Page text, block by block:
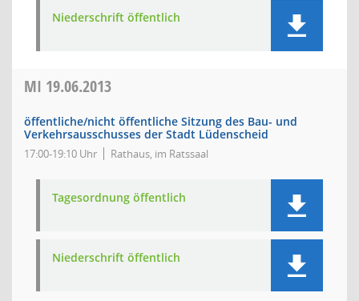
Niederschrift öffentlich
MI 19.06.2013
öffentliche/nicht öffentliche Sitzung des Bau- und
Verkehrsausschusses der Stadt Lüdenscheid
17:00-19:10 Uhr Rathaus, im Ratssaal
Tagesordnung öffentlich
Niederschrift öffentlich